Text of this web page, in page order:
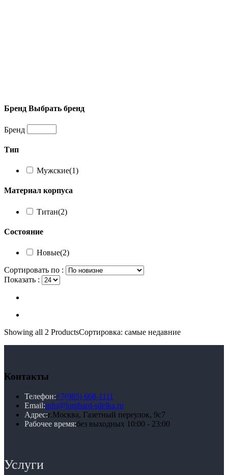
Бренд Выбрать бренд
Бренд
Тип
Мужские(1)
Материал корпуса
Титан(2)
Состояние
Новые(2)
Сортировать по :
Показать :
Showing all 2 ProductsСортировка: самые недавние
Контакты
Телефон:+7(985) 668-1111
Email:info@lombard-sdelka.ru
Адрес:г.Москва, Газетный переулок, 9с7
Рабочее время:без выходных 10:00 - 23:00
Услуги